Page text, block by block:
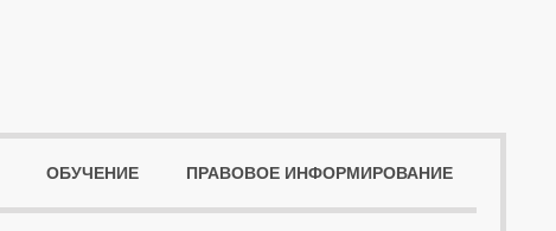
ОБУЧЕНИЕ ПРАВОВОЕ ИНФОРМИРОВАНИЕ